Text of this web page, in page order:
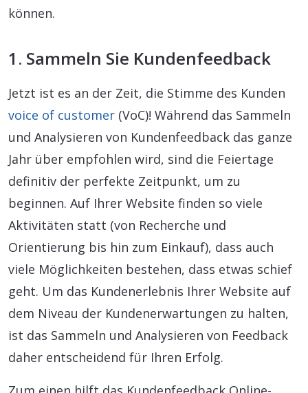
können.
1. Sammeln Sie Kundenfeedback
Jetzt ist es an der Zeit, die Stimme des Kunden
voice of customer (VoC)! Während das Sammeln
und Analysieren von Kundenfeedback das ganze
Jahr über empfohlen wird, sind die Feiertage
definitiv der perfekte Zeitpunkt, um zu
beginnen. Auf Ihrer Website finden so viele
Aktivitäten statt (von Recherche und
Orientierung bis hin zum Einkauf), dass auch
viele Möglichkeiten bestehen, dass etwas schief
geht. Um das Kundenerlebnis Ihrer Website auf
dem Niveau der Kundenerwartungen zu halten,
ist das Sammeln und Analysieren von Feedback
daher entscheidend für Ihren Erfolg.